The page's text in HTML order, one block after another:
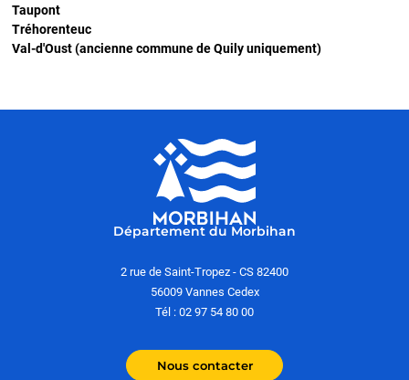
Taupont
Tréhorenteuc
Val-d'Oust (ancienne commune de Quily uniquement)
Département du Morbihan
2 rue de Saint-Tropez - CS 82400
56009 Vannes Cedex
Tél : 02 97 54 80 00
Nous contacter